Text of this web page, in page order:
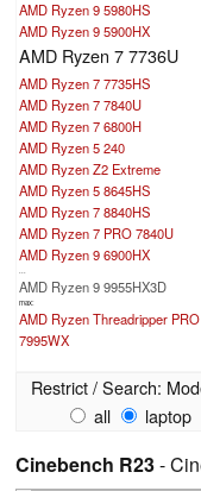
AMD Ryzen 9 5980HS
AMD Ryzen 9 5900HX
AMD Ryzen 7 7736U
AMD Ryzen 7 7735HS
AMD Ryzen 7 7840U
AMD Ryzen 7 6800H
AMD Ryzen 5 240
AMD Ryzen Z2 Extreme
AMD Ryzen 5 8645HS
AMD Ryzen 7 8840HS
AMD Ryzen 7 PRO 7840U
AMD Ryzen 9 6900HX
AMD Ryzen 9 9955HX3D
max:
AMD Ryzen Threadripper PRO
7995WX
Restrict / Search:
all
laptop
Cinebench R23-